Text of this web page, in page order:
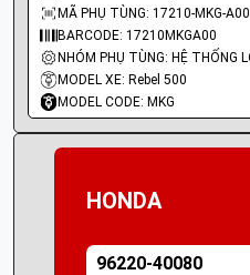
MÃ PHỤ TÙNG: 17210-MKG-A00
BARCODE: 17210MKGA00
MODEL XE: Rebel 500
MODEL CODE: MKG
HONDA
96220-40080